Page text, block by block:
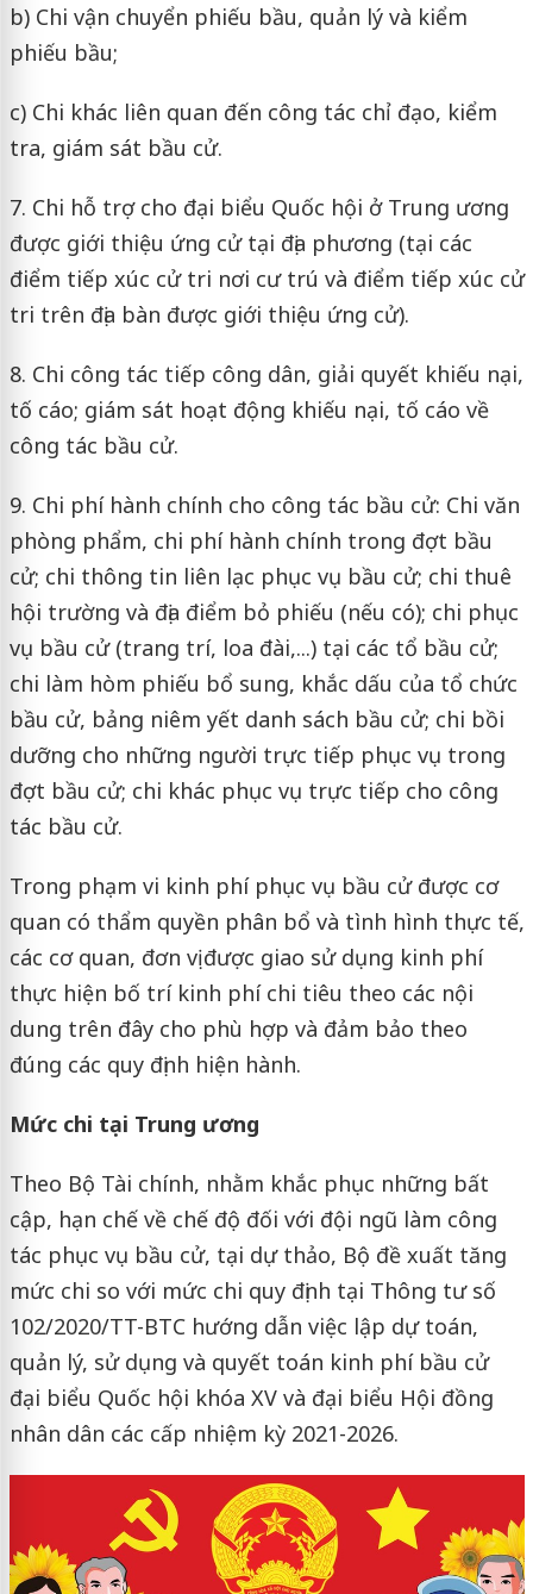
b) Chi vận chuyển phiếu bầu, quản lý và kiểm
phiếu bầu;
c) Chi khác liên quan đến công tác chỉ đạo, kiểm
tra, giám sát bầu cử.
7. Chi hỗ trợ cho đại biểu Quốc hội ở Trung ương
được giới thiệu ứng cử tại địa phương (tại các
điểm tiếp xúc cử tri nơi cư trú và điểm tiếp xúc cử
tri trên địa bàn được giới thiệu ứng cử).
8. Chi công tác tiếp công dân, giải quyết khiếu nại,
tố cáo; giám sát hoạt động khiếu nại, tố cáo về
công tác bầu cử.
9. Chi phí hành chính cho công tác bầu cử: Chi văn
phòng phẩm, chi phí hành chính trong đợt bầu
cử; chi thông tin liên lạc phục vụ bầu cử; chi thuê
hội trường và địa điểm bỏ phiếu (nếu có); chi phục
vụ bầu cử (trang trí, loa đài,...) tại các tổ bầu cử;
chi làm hòm phiếu bổ sung, khắc dấu của tổ chức
bầu cử, bảng niêm yết danh sách bầu cử; chi bồi
dưỡng cho những người trực tiếp phục vụ trong
đợt bầu cử; chi khác phục vụ trực tiếp cho công
tác bầu cử.
Trong phạm vi kinh phí phục vụ bầu cử được cơ
quan có thẩm quyền phân bổ và tình hình thực tế,
các cơ quan, đơn vị được giao sử dụng kinh phí
thực hiện bố trí kinh phí chi tiêu theo các nội
dung trên đây cho phù hợp và đảm bảo theo
đúng các quy định hiện hành.
Mức chi tại Trung ương
Theo Bộ Tài chính, nhằm khắc phục những bất
cập, hạn chế về chế độ đối với đội ngũ làm công
tác phục vụ bầu cử, tại dự thảo, Bộ đề xuất tăng
mức chi so với mức chi quy định tại Thông tư số
102/2020/TT-BTC hướng dẫn việc lập dự toán,
quản lý, sử dụng và quyết toán kinh phí bầu cử
đại biểu Quốc hội khóa XV và đại biểu Hội đồng
nhân dân các cấp nhiệm kỳ 2021-2026.